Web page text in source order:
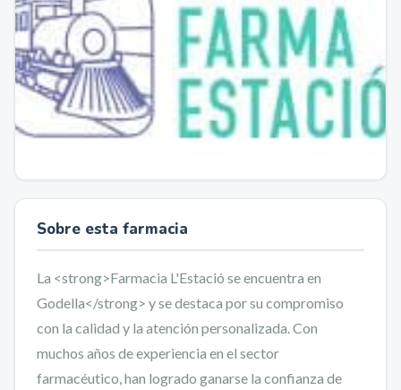
Sobre esta farmacia
La <strong>Farmacia L'Estació se encuentra en
Godella</strong> y se destaca por su compromiso
con la calidad y la atención personalizada. Con
muchos años de experiencia en el sector
farmacéutico, han logrado ganarse la confianza de